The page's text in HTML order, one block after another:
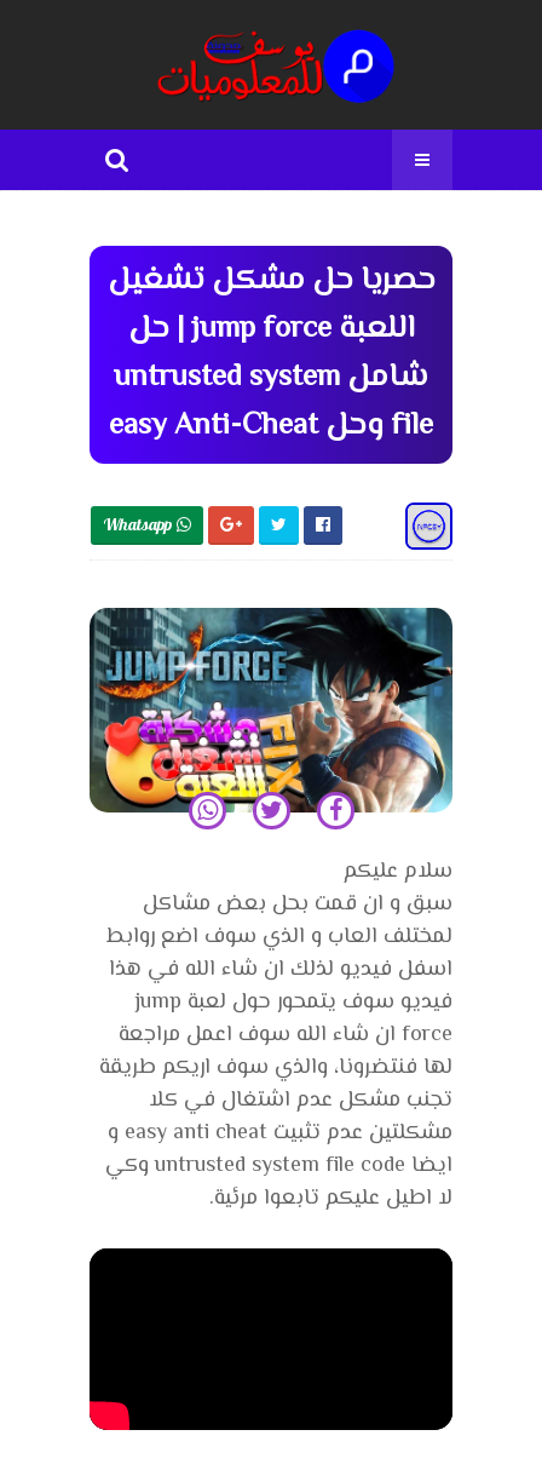
حصريا حل مشكل تشغيل
اللعبة jump force | حل
شامل untrusted system
file وحل easy Anti-Cheat
Whatsapp 
سلام عليكم
سبق و ان قمت بحل بعض مشاكل
لمختلف العاب و الذي سوف اضع روابط
اسفل فيديو لذلك ان شاء الله في هذا
فيديو سوف يتمحور حول لعبة jump
force ان شاء الله سوف اعمل مراجعة
لها فنتضرونا، والذي سوف اريكم طريقة
تجنب مشكل عدم اشتغال في كلا
مشكلتين عدم تثبيت easy anti cheat و
ايضا untrusted system file code وكي
لا اطيل عليكم تابعوا مرئية.